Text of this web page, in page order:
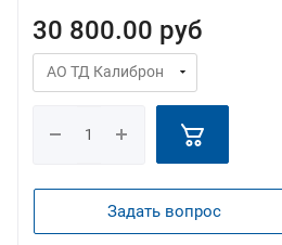
30 800.00 руб
Задать вопрос